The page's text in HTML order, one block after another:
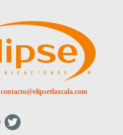
contacto@elipsetlaxcala.com